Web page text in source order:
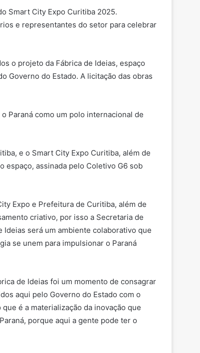
Smart City Expo Curitiba 2025.
e representantes do setor para celebrar
o projeto da Fábrica de Ideias, espaço
Governo do Estado. A licitação das obras
Paraná como um polo internacional de
e o Smart City Expo Curitiba, além de
espaço, assinada pelo Coletivo G6 sob
Expo e Prefeitura de Curitiba, além de
criativo, por isso a Secretaria de
será um ambiente colaborativo que
se unem para impulsionar o Paraná
de Ideias foi um momento de consagrar
aqui pelo Governo do Estado com o
é a materialização da inovação que
porque aqui a gente pode ter o